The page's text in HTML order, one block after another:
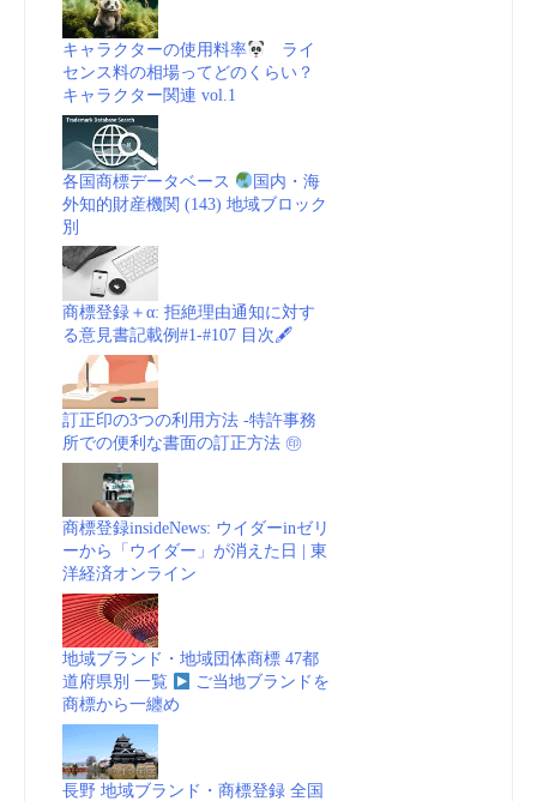
(EUR-
商
_
画
キャラクターの使用料率
ライ
センス料の相場ってどのくらい？
キャラクター関連 vol.1
各国商標データベース
国内・海
外知的財産機関 (143) 地域ブロック
別
商標登録＋α: 拒絶理由通知に対す
る意見書記載例#1-#107 目次🖋
訂正印の3つの利用方法 -特許事務
所での便利な書面の訂正方法 ㊞
商標登録insideNews: ウイダーinゼリ
ーから「ウイダー」が消えた日 | 東
洋経済オンライン
地域ブランド・地域団体商標 47都
道府県別 一覧
ご当地ブランドを
商標から一纏め
長野 地域ブランド・商標登録 全国